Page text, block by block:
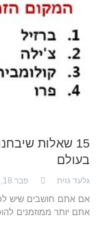
15 שאלות
בעולם
גלעד גזית פבר 18, 2026
אם אתם חושבים שיש
אתם יותר ממוזמנים